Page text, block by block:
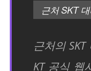
근처 SKT
근처의
KT 공식 웹